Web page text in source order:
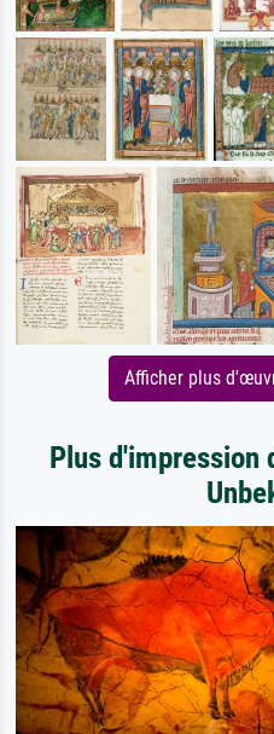
Afficher plus
Plus d'impression